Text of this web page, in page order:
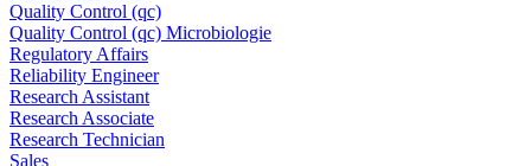
Quality Control (qc)
Quality Control (qc) Microbiologie
Regulatory Affairs
Reliability Engineer
Research Assistant
Research Associate
Research Technician
Sales